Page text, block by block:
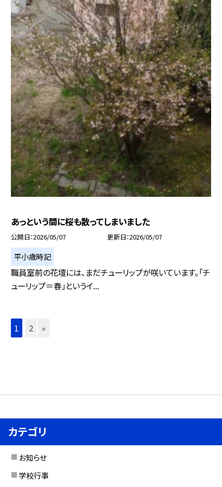
あっという間に桜も散ってしまいました
公開日 2026/05/07 更新日 2026/05/07
平小歳時記
職員室前の花壇には、まだチューリップが咲いています。「チ
ューリップ＝春」というイ...
1 2 »
カテゴリ
お知らせ
学校行事